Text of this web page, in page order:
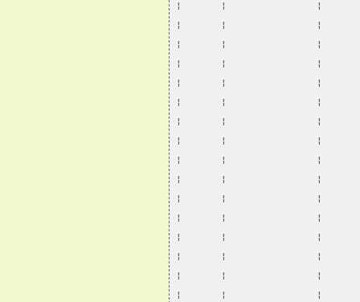
¦       ¦                ¦
¦       ¦                ¦
¦       ¦                ¦
¦       ¦                ¦
¦       ¦                ¦
¦       ¦                ¦
¦       ¦                ¦
¦       ¦                ¦
¦       ¦                ¦
¦       ¦                ¦
¦       ¦                ¦
¦       ¦                ¦
¦       ¦                ¦
¦       ¦                ¦
¦       ¦                ¦
¦       ¦                ¦